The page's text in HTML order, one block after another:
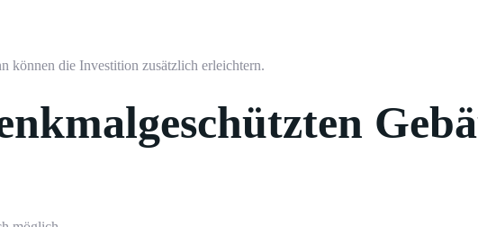
können die Investition zusätzlich erleichtern.
in nur 3 Minuten
in nur 3 Minuten